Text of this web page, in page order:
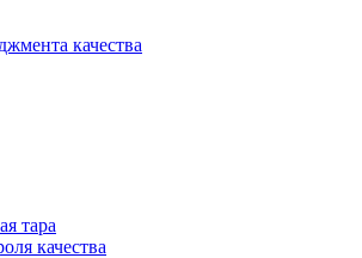
качества
тара
качества